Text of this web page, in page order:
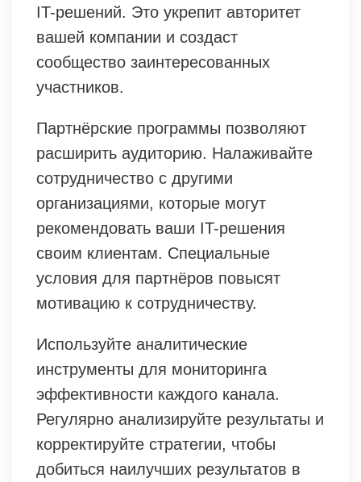
IT-решений. Это укрепит авторитет
вашей компании и создаст
сообщество заинтересованных
участников.
Партнёрские программы позволяют
расширить аудиторию. Налаживайте
сотрудничество с другими
организациями, которые могут
рекомендовать ваши IT-решения
своим клиентам. Специальные
условия для партнёров повысят
мотивацию к сотрудничеству.
Используйте аналитические
инструменты для мониторинга
эффективности каждого канала.
Регулярно анализируйте результаты и
корректируйте стратегии, чтобы
добиться наилучших результатов в